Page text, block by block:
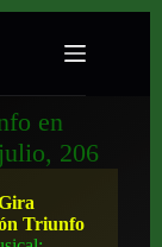
en
206
Triunfo